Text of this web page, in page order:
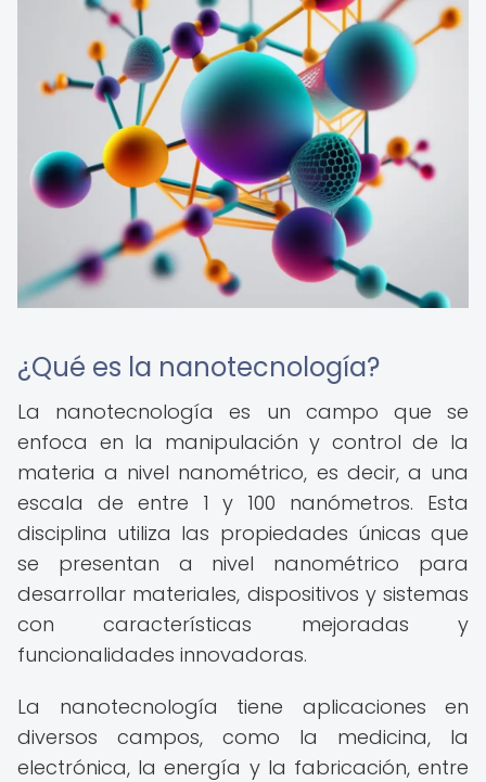
¿Qué es la nanotecnología?
La nanotecnología es un campo que se
enfoca en la manipulación y control de la
materia a nivel nanométrico, es decir, a una
escala de entre 1 y 100 nanómetros. Esta
disciplina utiliza las propiedades únicas que
se presentan a nivel nanométrico para
desarrollar materiales, dispositivos y sistemas
con características mejoradas y
funcionalidades innovadoras.
La nanotecnología tiene aplicaciones en
diversos campos, como la medicina, la
electrónica, la energía y la fabricación, entre